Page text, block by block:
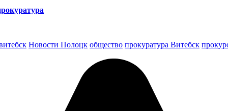
Новости Полоцк общество прокуратура Витебск